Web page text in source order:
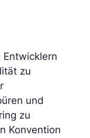
Entwicklern
zu
und
zu
Konvention